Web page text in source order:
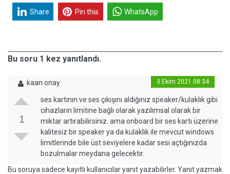
Share Pin this WhatsApp
Bu soru 1 kez yanıtlandı.
kaan onay 3 Ekim 2021 08:34
1
ses kartının ve ses çıkışını aldığınız speaker/kulaklık gibi
cihazların limitine bağlı olarak yazılımsal olarak bir
miktar artırabilirsiniz. ama onboard bir ses kartı üzerine
kalitesiz bir speaker ya da kulaklık ile mevcut windows
limitlerinde bile üst seviyelere kadar sesi açtığınızda
bozulmalar meydana gelecektir.
Bu soruya sadece kayıtlı kullanıcılar yanıt yazabilirler. Yanıt yazmak